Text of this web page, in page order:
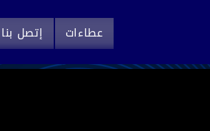
عطاءات إتصل بنا